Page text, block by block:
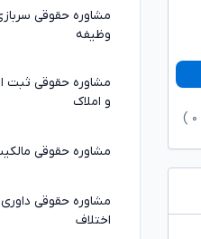
۰
مشاوره حقوقی
وظیفه
مشاوره حقوقی ثبت
و املاک
مشاوره حقوقی
مشاوره حقوقی
اختلاف